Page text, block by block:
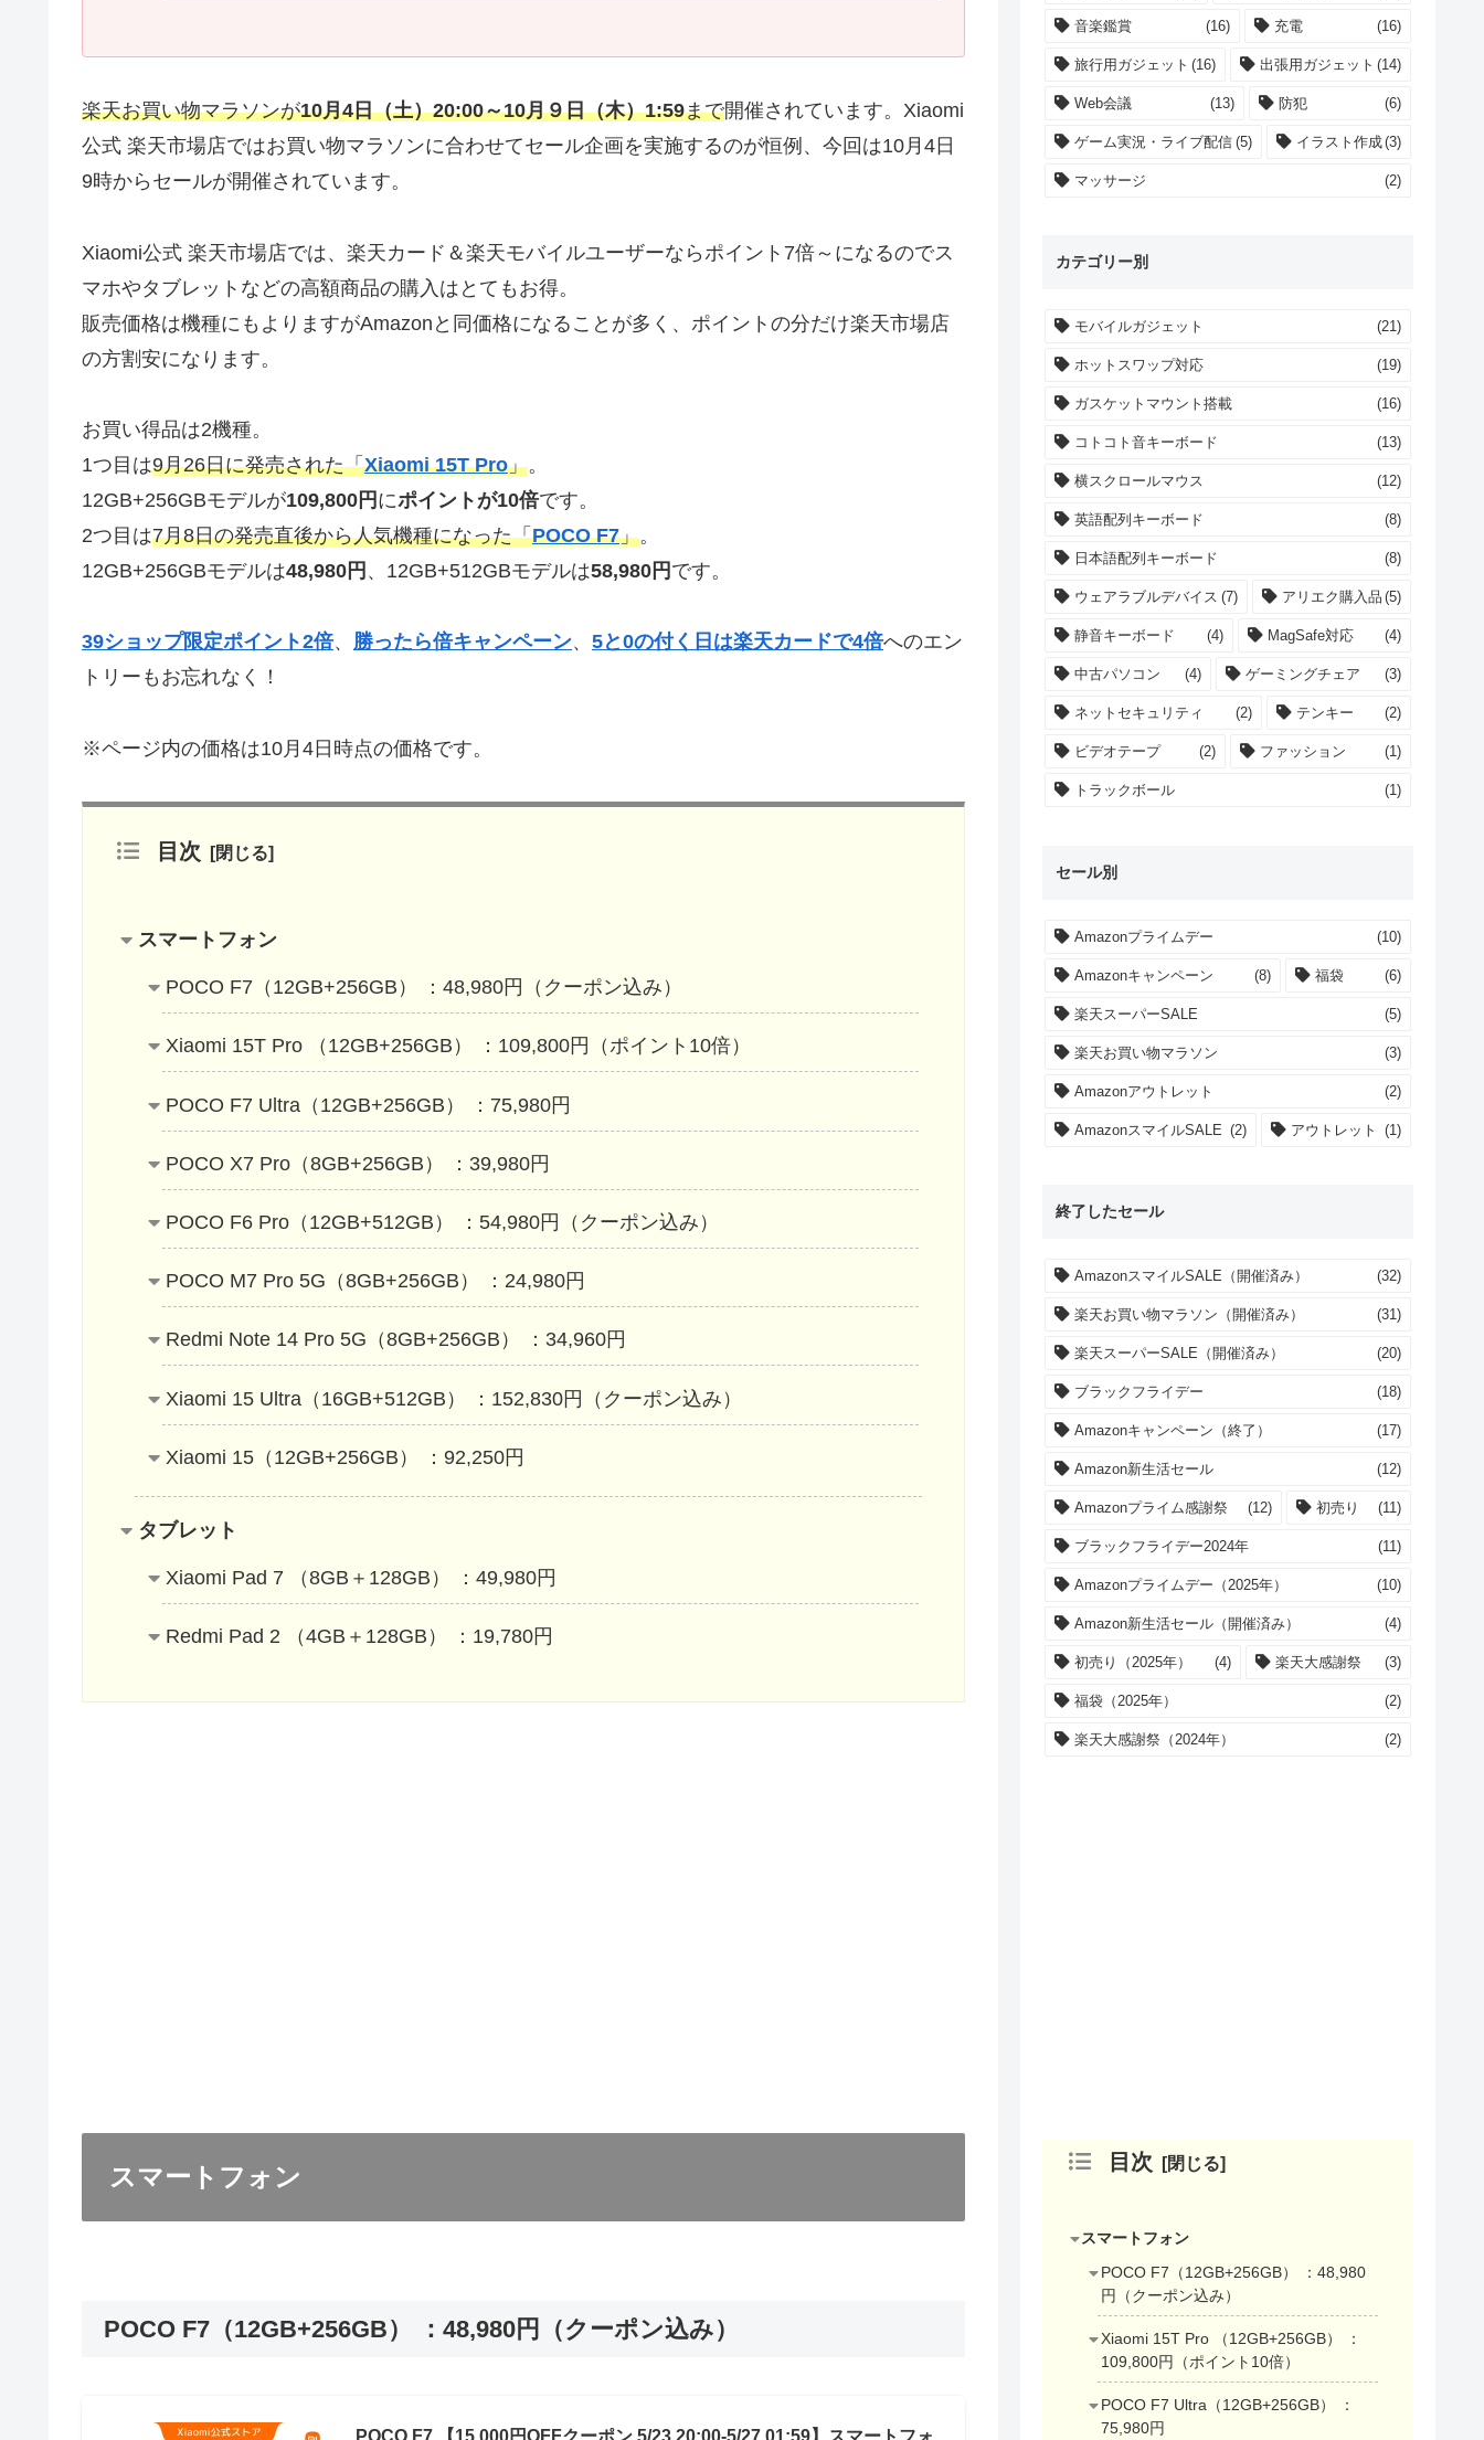
楽天お買い物マラソンが10月4日（土）20:00～10月９日（木）1:59まで開催されています。Xiaomi
公式 楽天市場店ではお買い物マラソンに合わせてセール企画を実施するのが恒例、今回は10月4日
9時からセールが開催されています。
Xiaomi公式 楽天市場店では、楽天カード＆楽天モバイルユーザーならポイント7倍～になるのでス
マホやタブレットなどの高額商品の購入はとてもお得。
販売価格は機種にもよりますがAmazonと同価格になることが多く、ポイントの分だけ楽天市場店
の方割安になります。
お買い得品は2機種。
1つ目は9月26日に発売された「Xiaomi 15T Pro」。
12GB+256GBモデルが109,800円 にポイントが10倍です。
2つ目は7月8日の発売直後から人気機種になった「POCO F7」。
12GB+256GBモデルは48,980円 、12GB+512GBモデルは58,980円 です。
39ショップ限定ポイント2倍、 勝ったら倍キャンペーン、 5と0の付く日は楽天カードで4倍へのエン
トリーもお忘れなく！
※ページ内の価格は10月4日時点の価格です。
目次
スマートフォン
POCO F7（12GB+256GB） ：48,980円（クーポン込み）
Xiaomi 15T Pro （12GB+256GB） ：109,800円（ポイント10倍）
POCO F7 Ultra（12GB+256GB） ：75,980円
POCO X7 Pro（8GB+256GB） ：39,980円
POCO F6 Pro（12GB+512GB） ：54,980円（クーポン込み）
POCO M7 Pro 5G（8GB+256GB） ：24,980円
Redmi Note 14 Pro 5G（8GB+256GB） ：34,960円
Xiaomi 15 Ultra（16GB+512GB） ：152,830円（クーポン込み）
Xiaomi 15（12GB+256GB） ：92,250円
タブレット
Xiaomi Pad 7 （8GB＋128GB） ：49,980円
Redmi Pad 2 （4GB＋128GB） ：19,780円
スマートフォン
POCO F7（12GB+256GB） ：48,980円（クーポン込み）
音楽鑑賞 (16) 充電 (16)
旅行用ガジェット (16) 出張用ガジェット (14)
Web会議 (13) 防犯 (6)
ゲーム実況・ライブ配信 (5) イラスト作成(3)
マッサージ (2)
カテゴリー別
モバイルガジェット (21)
ホットスワップ対応 (19)
ガスケットマウント搭載 (16)
コトコト音キーボード (13)
横スクロールマウス (12)
英語配列キーボード (8)
日本語配列キーボード (8)
ウェアラブルデバイス (7) アリエク購入品 (5)
静音キーボード (4) MagSafe対応 (4)
中古パソコン (4) ゲーミングチェア (3)
ネットセキュリティ (2) テンキー (2)
ビデオテープ (2) ファッション (1)
トラックボール (1)
セール別
Amazonプライムデー (10)
Amazonキャンペーン (8) 福袋 (6)
楽天スーパーSALE (5)
楽天お買い物マラソン (3)
Amazonアウトレット (2)
AmazonスマイルSALE (2) アウトレット (1)
終了したセール
AmazonスマイルSALE（開催済み） (32)
楽天お買い物マラソン（開催済み） (31)
楽天スーパーSALE（開催済み） (20)
ブラックフライデー (18)
Amazonキャンペーン（終了） (17)
Amazon新生活セール (12)
Amazonプライム感謝祭 (12) 初売り (11)
ブラックフライデー2024年 (11)
Amazonプライムデー（2025年） (10)
Amazon新生活セール（開催済み） (4)
初売り（2025年） (4) 楽天大感謝祭 (3)
福袋（2025年） (2)
楽天大感謝祭（2024年） (2)
目次
スマートフォン
POCO F7（12GB+256GB） ：48,980
円（クーポン込み）
Xiaomi 15T Pro （12GB+256GB） ：
109,800円（ポイント10倍）
POCO F7 Ultra（12GB+256GB） ：
75,980円